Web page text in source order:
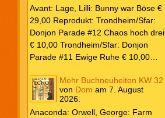
Rafa: Absolute Superman #5 € 9,99
Marvel: Marvel Origins Collection
HC #74 Daredevil 7 € 14,99 Ewing,
Al / Gomez, Carlos: Venom (2025)
#3 € 20,00 Andrews, Kaare /
Guggenheim, Marc: Spider-Man &
Wolverine #3 € 9,99 North, Ryan /
Carratu, Vincenzo: Hulk macht alles
kaputt! € 16,00 Ewing, Al / Walker,
Avant: Lage, Lilli: Bunny war Böse €
29,00 Reprodukt: Trondheim/Sfar:
Donjon Parade #12 Chaos hoch drei
€ 10,00 Trondheim/Sfar: Donjon
Parade #11 Ewige Ruhe € 10,00
Neuedition € 35,00 Zauberstern
Comics: Ben’s Bande #4 Aug 2026
Mehr Buchneuheiten KW 32
von Dom am 7. August
2026:
Anaconda: Orwell, George: Farm